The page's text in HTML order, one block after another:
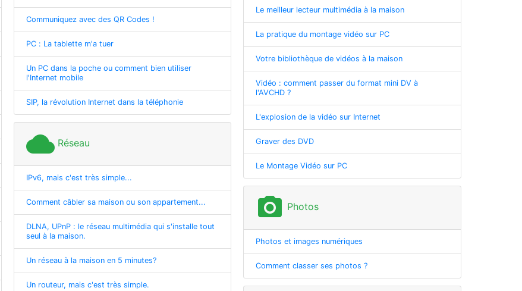
Communiquez avec des QR Codes !
PC : La tablette m'a tuer
Un PC dans la poche ou comment bien utiliser
l'Internet mobile
SIP, la révolution Internet dans la téléphonie
cloud Réseau
IPv6, mais c'est très simple...
Comment câbler sa maison ou son appartement...
DLNA, UPnP : le réseau multimédia qui s'installe tout
seul à la maison.
Un réseau à la maison en 5 minutes?
Un routeur, mais c'est très simple.
Le meilleur lecteur multimédia à la maison
La pratique du montage vidéo sur PC
Votre bibliothèque de vidéos à la maison
Vidéo : comment passer du format mini DV à
l'AVCHD ?
L'explosion de la vidéo sur Internet
Graver des DVD
Le Montage Vidéo sur PC
photo_camera Photos
Photos et images numériques
Comment classer ses photos ?